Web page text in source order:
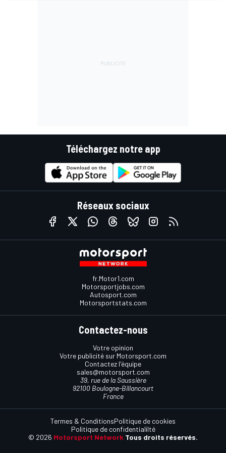
Téléchargez notre app
Réseaux sociaux
fr.Motor1.com
Motorsportjobs.com
Autosport.com
Motorsportstats.com
Contactez-nous
Votre opinion
Votre publicité sur Motorsport.com
Contactez l'équipe
sales@motorsport.com
39, rue de la Saussière
92100 Boulogne-Billancourt
France
© 2026 Motorsport Network Tous droits réservés.
Termes & ConditionsPolitique de cookies
Politique de confidentialilté